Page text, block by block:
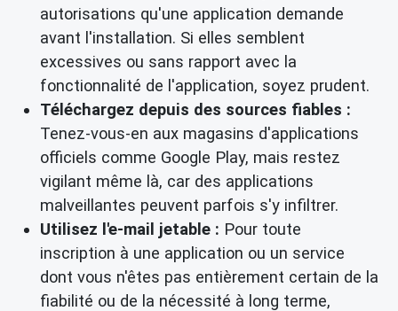
autorisations qu'une application demande
avant l'installation. Si elles semblent
excessives ou sans rapport avec la
fonctionnalité de l'application, soyez prudent.
Téléchargez depuis des sources fiables :
Tenez-vous-en aux magasins d'applications
officiels comme Google Play, mais restez
vigilant même là, car des applications
malveillantes peuvent parfois s'y infiltrer.
Utilisez l'e-mail jetable : Pour toute
inscription à une application ou un service
dont vous n'êtes pas entièrement certain de la
fiabilité ou de la nécessité à long terme,